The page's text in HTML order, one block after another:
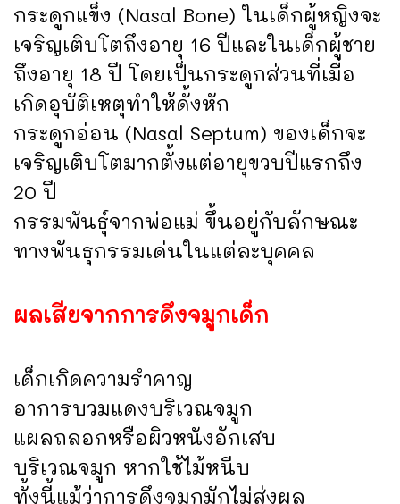
กระดูกแข็ง (Nasal Bone) ในเด็กผู้หญิงจะ
เจริญเติบโตถึงอายุ 16 ปีและในเด็กผู้ชาย
ถึงอายุ 18 ปี โดยเป็นกระดูกส่วนที่เมื่อ
เกิดอุบัติเหตุทำให้ดั้งหัก
กระดูกอ่อน (Nasal Septum) ของเด็กจะ
เจริญเติบโตมากตั้งแต่อายุขวบปีแรกถึง
20 ปี
กรรมพันธุ์จากพ่อแม่ ขึ้นอยู่กับลักษณะ
ทางพันธุกรรมเด่นในแต่ละบุคคล
ผลเสียจากการดึงจมูกเด็ก
เด็กเกิดความรำคาญ
อาการบวมแดงบริเวณจมูก
แผลถลอกหรือผิวหนังอักเสบ
บริเวณจมูก หากใช้ไม้หนีบ
ทั้งนี้แม้ว่าการดึงจมูกมักไม่ส่งผล